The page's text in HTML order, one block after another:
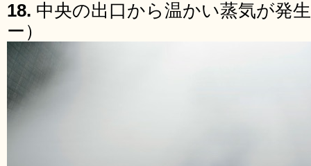
18. 中央の出口から温かい蒸気が発
ー）